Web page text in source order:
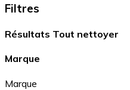
Filtres
Résultats Tout nettoyer
Marque
Marque